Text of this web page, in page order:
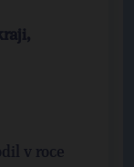
v roce